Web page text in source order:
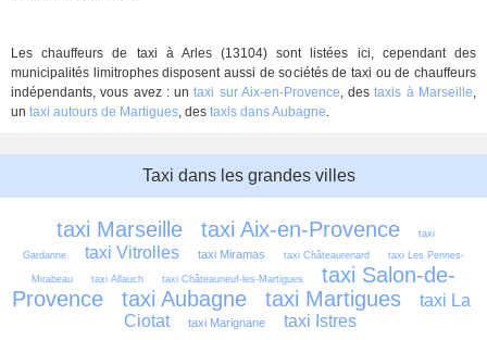
Les chauffeurs de taxi à Arles (13104) sont listées ici, cependant des
municipalités limitrophes disposent aussi de sociétés de taxi ou de chauffeurs
indépendants, vous avez : untaxi sur Aix-en-Provence, destaxis à Marseille,
un taxi autours de Martigues, des taxis dans Aubagne.
Taxi dans les grandes villes
taxi Marseille taxi Aix-en-Provence
taxi
Gardanne
taxi Vitrolles taxi Miramas taxi Châteaurenard taxi Les Pennes-
Mirabeau taxi Allauch taxi Châteauneuf-les-Martigues
taxi Salon-de-
Provence
taxi Aubagne taxi Martigues
taxi La
Ciotat
taxi Marignane taxi Istres